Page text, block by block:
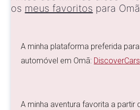
os meus favoritos para
A minha plataforma preferida
automóvel em Omã: DiscoverCars
A minha aventura favorita a partir